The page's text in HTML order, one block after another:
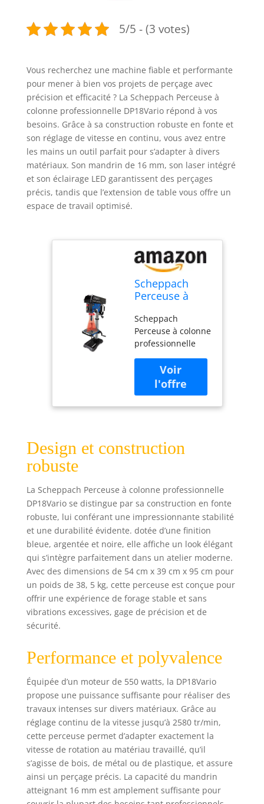
5/5 - (3 votes)
Vous recherchez une machine fiable et performante
pour mener à bien vos projets de perçage avec
précision et efficacité ? La Scheppach Perceuse à
colonne professionnelle DP18Vario répond à vos
besoins. Grâce à sa construction robuste en fonte et
son réglage de vitesse en continu, vous avez entre
les mains un outil parfait pour s’adapter à divers
matériaux. Son mandrin de 16 mm, son laser intégré
et son éclairage LED garantissent des perçages
précis, tandis que l’extension de table vous offre un
espace de travail optimisé.
Scheppach
Perceuse à
professionnelle
DP18Vario |
550 W |
Construction
en fonte |
Réglage de la
vitesse en
continu |
LED, extension
de table inclus
Scheppach
Perceuse à colonne
professionnelle
DP18Vario | 550 W
| Construction en
fonte | Réglage de
la vitesse en
continu | Mandrin
Design et construction
robuste
La Scheppach Perceuse à colonne professionnelle
DP18Vario se distingue par sa construction en fonte
robuste, lui conférant une impressionnante stabilité
et une durabilité évidente. dotée d’une finition
bleue, argentée et noire, elle affiche un look élégant
qui s’intègre parfaitement dans un atelier moderne.
Avec des dimensions de 54 cm x 39 cm x 95 cm pour
un poids de 38, 5 kg, cette perceuse est conçue pour
offrir une expérience de forage stable et sans
vibrations excessives, gage de précision et de
sécurité.
Performance et polyvalence
Équipée d’un moteur de 550 watts, la DP18Vario
propose une puissance suffisante pour réaliser des
travaux intenses sur divers matériaux. Grâce au
réglage continu de la vitesse jusqu’à 2580 tr/min,
cette perceuse permet d’adapter exactement la
vitesse de rotation au matériau travaillé, qu’il
s’agisse de bois, de métal ou de plastique, et assure
ainsi un perçage précis. La capacité du mandrin
atteignant 16 mm est amplement suffisante pour